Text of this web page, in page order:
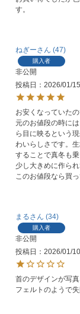
す。
ねぎー 47
購入者
非公開
投稿日
2026/01/15
お安くなっていた
元のお値段の時に
ら目に映るという
わいらしさです。
することで真冬も
少し大きめに作ら
このお値段なら買
まる 34
購入者
非公開
投稿日
2026/01/10
首のデザインが写
フェルトのようで失